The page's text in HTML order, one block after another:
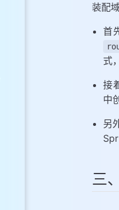
装配
首
式
接
中
另
三